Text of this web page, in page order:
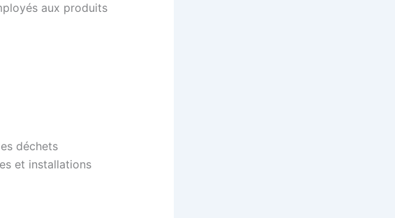
aux produits
déchets
et installations